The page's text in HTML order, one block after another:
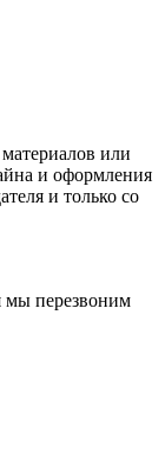
или
и оформления
и только со
мы перезвоним